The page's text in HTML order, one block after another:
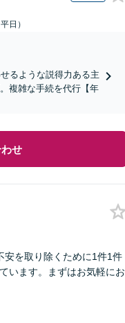
日）
るような説得力ある主
複雑な手続を代行【年
せ
安を取り除くために1件1件
います。まずはお気軽にお